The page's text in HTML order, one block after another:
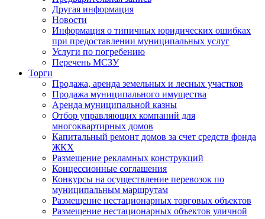
Другая информация
Новости
Информация о типичных юридических ошибках
при предоставлении муниципальных услуг
Услуги по погребению
Перечень МСЗУ
Торги
Продажа, аренда земельных и лесных участков
Продажа муниципального имущества
Аренда муниципальной казны
Отбор управляющих компаний для
многоквартирных домов
Капитальный ремонт домов за счет средств фонда
ЖКХ
Размещение рекламных конструкций
Концессионные соглашения
Конкурсы на осуществление перевозок по
муниципальным маршрутам
Размещение нестационарных торговых объектов
Размещение нестационарных объектов уличной